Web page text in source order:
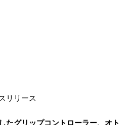
リリース
たグリップコントローラー、オト